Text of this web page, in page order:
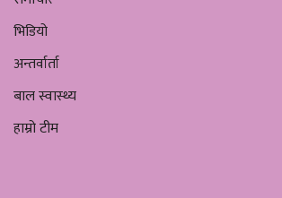
भिडियो
अन्तर्वार्ता
बाल स्वास्थ्य
हाम्रो टीम